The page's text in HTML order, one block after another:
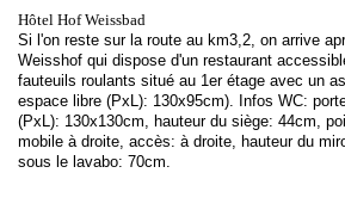
Hôtel Hof Weissbad
Si l'on reste sur la route au km3,2, on arrive
Weisshof qui dispose d'un restaurant
fauteuils roulants situé au 1er étage avec un
espace libre (PxL): 130x95cm). Infos WC:
(PxL): 130x130cm, hauteur du siège: 44cm,
mobile à droite, accès: à droite, hauteur du
sous le lavabo: 70cm.